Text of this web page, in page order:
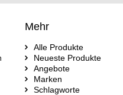
Mehr
Alle Produkte
Neueste Produkte
Angebote
Marken
Schlagworte